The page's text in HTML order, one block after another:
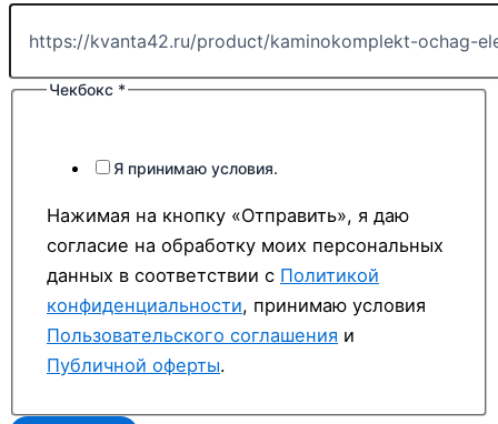
Чекбокс *
Я принимаю условия.
Нажимая на кнопку «Отправить», я даю
согласие на обработку моих персональных
данных в соответствии с Политикой
конфиденциальности, принимаю условия
Пользовательского соглашения и
Публичной оферты.